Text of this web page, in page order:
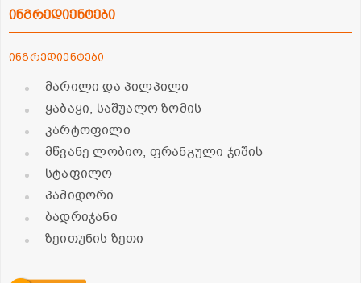
ინგრედიენტები
ინგრედიენტები
მარილი და პილპილი
ყაბაყი, საშუალო ზომის
კარტოფილი
მწვანე ლობიო, ფრანგული ჯიშის
სტაფილო
პამიდორი
ბადრიჯანი
ზეითუნის ზეთი